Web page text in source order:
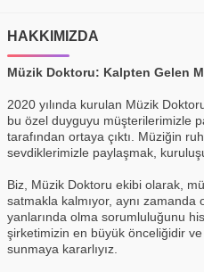
HAKKIMIZDA
Müzik Doktoru: Kalpten Gelen
2020 yılında kurulan Müzik
bu özel duyguyu müşterilerimizle
tarafından ortaya çıktı. Müziğin
sevdiklerimizle paylaşmak,
Biz, Müzik Doktoru ekibi olarak,
satmakla kalmıyor, aynı zamanda
yanlarında olma sorumluluğunu
şirketimizin en büyük önceliğidir
sunmaya kararlıyız.